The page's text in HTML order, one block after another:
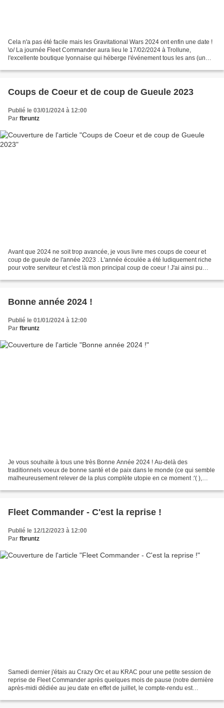
Cela n'a pas été facile mais les Gravitational Wars 2024 ont enfin une date !
\o/ La journée Fleet Commander aura lieu le 17/02/2024 à Trollune,
l'excellente boutique lyonnaise qui héberge l'événement tous les ans (un
Coups de Coeur et de coup de Gueule 2023
Publié le 03/01/2024 à 12:00
Par fbruntz
Avant que 2024 ne soit trop avancée, je vous livre mes coups de coeur et
coup de gueule de l'année 2023 . L'année écoulée a été ludiquement riche
pour votre serviteur et c'est là mon principal coup de coeur ! J'ai ainsi pu
Bonne année 2024 !
Publié le 01/01/2024 à 12:00
Par fbruntz
Je vous souhaite à tous une très Bonne Année 2024 ! Au-delà des
traditionnels voeux de bonne santé et de paix dans le monde (ce qui semble
malheureusement relever de la plus complète utopie en ce moment :'( ),
Fleet Commander - C'est la reprise !
Publié le 12/12/2023 à 12:00
Par fbruntz
Samedi dernier j'étais au Crazy Orc et au KRAC pour une petite session de
reprise de Fleet Commander après quelques mois de pause (notre dernière
après-midi dédiée au jeu date en effet de juillet, le compte-rendu est